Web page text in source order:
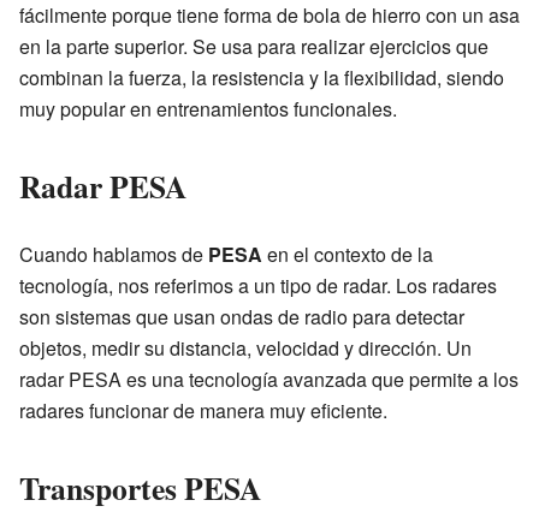
fácilmente porque tiene forma de bola de hierro con un asa
en la parte superior. Se usa para realizar ejercicios que
combinan la fuerza, la resistencia y la flexibilidad, siendo
muy popular en entrenamientos funcionales.
Radar PESA
Cuando hablamos de PESA en el contexto de la
tecnología, nos referimos a un tipo de radar. Los radares
son sistemas que usan ondas de radio para detectar
objetos, medir su distancia, velocidad y dirección. Un
radar PESA es una tecnología avanzada que permite a los
radares funcionar de manera muy eficiente.
Transportes PESA